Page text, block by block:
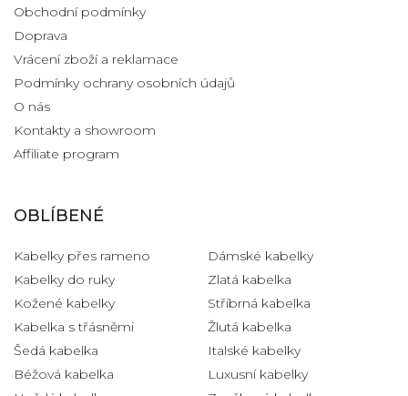
Obchodní podmínky
Doprava
Vrácení zboží a reklamace
Podmínky ochrany osobních údajů
O nás
Kontakty a showroom
Affiliate program
OBLÍBENÉ
Kabelky přes rameno
Kabelky do ruky
Kožené kabelky
Kabelka s třásněmi
Šedá kabelka
Béžová kabelka
Dámské kabelky
Zlatá kabelka
Stříbrná kabelka
Žlutá kabelka
Italské kabelky
Luxusní kabelky